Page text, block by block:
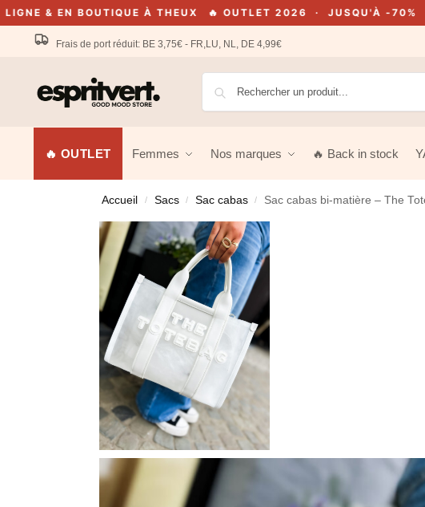
BOUTIQUE À THEUX 🔥 OUTLET 2026 · JUSQU'À -70% · EN
Frais de port réduit: BE 3,75€ - FR,LU, NL, DE 4,99€
🔥 OUTLET Femmes Nos marques 🔥 Back in stock
Accueil / Sacs / Sac cabas / Sac cabas bi-matière – The